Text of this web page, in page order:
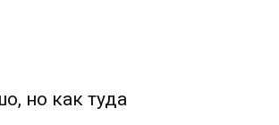
но как туда